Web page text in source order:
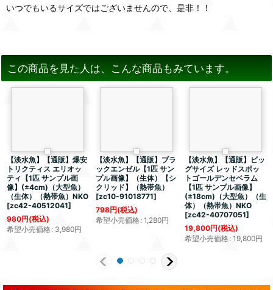
いつでもいるサイズではございませんので、是非！！
この商品を見た人は、こんな商品もみています。
【淡水魚】【通販】爆安
トリクティス エリオッ
ティ【1匹 サンプル画
像】(±4cm)（大型魚）
（生体）（熱帯魚）NKO
[zc42-40512041]
980円(税込)
希望小売価格: 3,980円
【淡水魚】【通販】ブラ
ックエンゼル【1匹 サン
プル画像】（生体）【シ
クリッド】（熱帯魚）
[zc10-91018771]
798円(税込)
希望小売価格: 1,280円
【淡水魚】【通販】ビッ
グサイズ レッドスポッ
トゴールデンセベラム
【1匹 サンプル画像】
(±18cm)（大型魚）（生
体）（熱帯魚）NKO
[zc42-40707051]
19,800円(税込)
希望小売価格: 19,800円